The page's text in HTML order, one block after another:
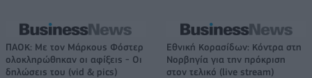
ΠΑΟΚ: Με τον Μάρκους Φόστερ
ολοκληρώθηκαν οι αφίξεις - Οι
δηλώσεις του (vid & pics)
Εθνική Κορασίδων: Κόντρα στη
Νορβηγία για την πρόκριση
στον τελικό (live stream)